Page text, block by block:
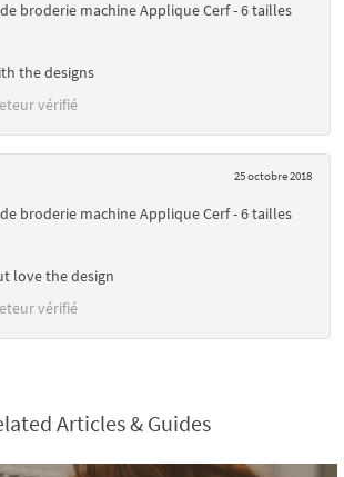
broderie machine Applique Cerf - 6 tailles
the designs
vérifié
25 octobre 2018
broderie machine Applique Cerf - 6 tailles
love the design
vérifié
Articles & Guides